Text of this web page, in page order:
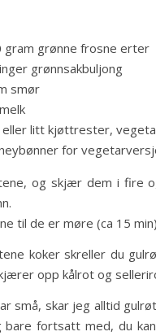
gram grønne frosne erter
grønnsakbuljong
smør
eller litt kjøttrester,
for
og skjær dem i fire
til de er møre (ca 15 min)
koker skreller du
opp kålrot og
små, skar jeg alltid
bare fortsatt med, du